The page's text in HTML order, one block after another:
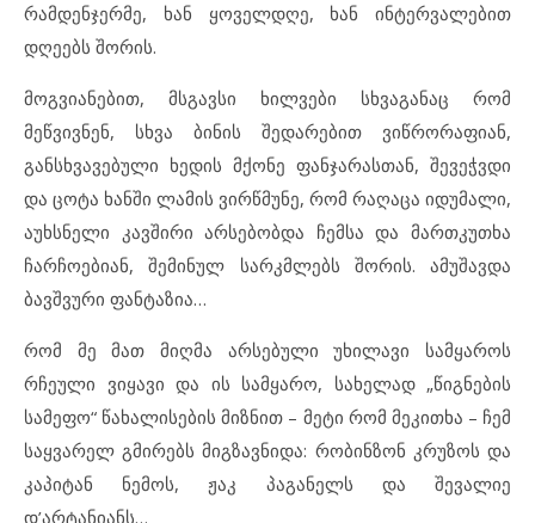
რამდენჯერმე, ხან ყოველდღე, ხან ინტერვალებით
დღეებს შორის.
მოგვიანებით, მსგავსი ხილვები სხვაგანაც რომ
მეწვივნენ, სხვა ბინის შედარებით ვიწრორაფიან,
განსხვავებული ხედის მქონე ფანჯარასთან, შევეჭვდი
და ცოტა ხანში ლამის ვირწმუნე, რომ რაღაცა იდუმალი,
აუხსნელი კავშირი არსებობდა ჩემსა და მართკუთხა
ჩარჩოებიან, შემინულ სარკმლებს შორის. ამუშავდა
ბავშვური ფანტაზია…
რომ მე მათ მიღმა არსებული უხილავი სამყაროს
რჩეული ვიყავი და ის სამყარო, სახელად „წიგნების
სამეფო“ წახალისების მიზნით – მეტი რომ მეკითხა – ჩემ
საყვარელ გმირებს მიგზავნიდა: რობინზონ კრუზოს და
კაპიტან ნემოს, ჟაკ პაგანელს და შევალიე
დ’არტანიანს…